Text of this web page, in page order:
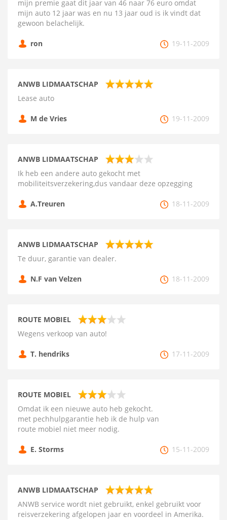
mijn premie gaat dit jaar van 46 naar 76 euro omdat
mijn auto 12 jaar was en nu 13 jaar oud is ik vindt dat
gewoon belachelijk.
ron 19-11-2009
ANWB LIDMAATSCHAP
Lease auto
M de Vries 19-11-2009
ANWB LIDMAATSCHAP
Ik heb een andere auto gekocht met
mobiliteitsverzekering,dus vandaar deze opzegging
A.Treuren 18-11-2009
ANWB LIDMAATSCHAP
Te duur, garantie van dealer.
N.F van Velzen 18-11-2009
ROUTE MOBIEL
Wegens verkoop van auto!
T. hendriks 17-11-2009
ROUTE MOBIEL
Omdat ik een nieuwe auto heb gekocht.
met pechhulpgarantie heb ik de hulp van
route mobiel niet meer nodig.
E. Storms 15-11-2009
ANWB LIDMAATSCHAP
ANWB service wordt niet gebruikt, enkel gebruikt voor
reisverzekering afgelopen jaar en voordeel in Amerika.